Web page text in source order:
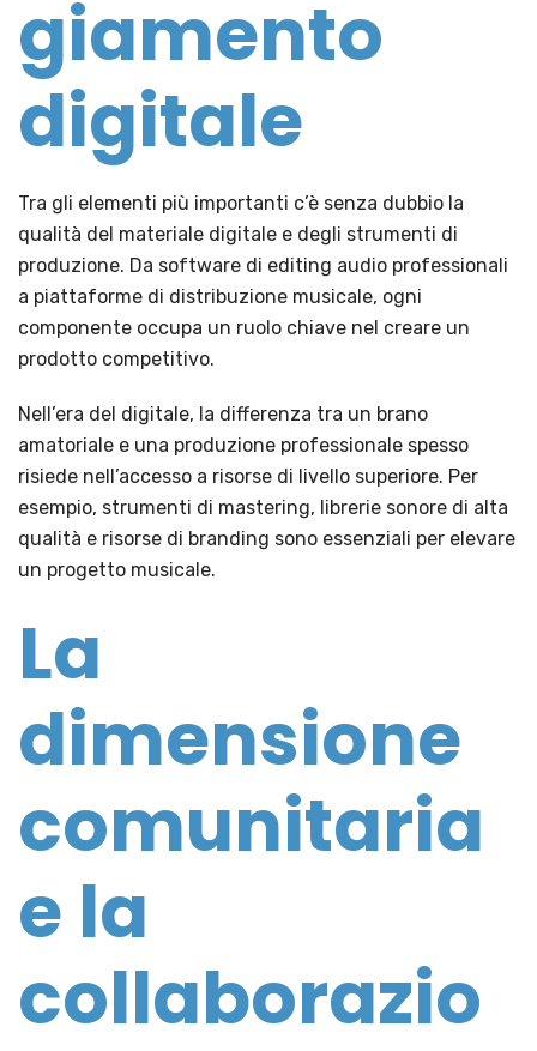
giamento
digitale
Tra gli elementi più importanti c’è senza dubbio la
qualità del materiale digitale e degli strumenti di
produzione. Da software di editing audio professionali
a piattaforme di distribuzione musicale, ogni
componente occupa un ruolo chiave nel creare un
prodotto competitivo.
Nell’era del digitale, la differenza tra un brano
amatoriale e una produzione professionale spesso
risiede nell’accesso a risorse di livello superiore. Per
esempio, strumenti di mastering, librerie sonore di alta
qualità e risorse di branding sono essenziali per elevare
un progetto musicale.
La
dimensione
comunitaria
e la
collaborazio